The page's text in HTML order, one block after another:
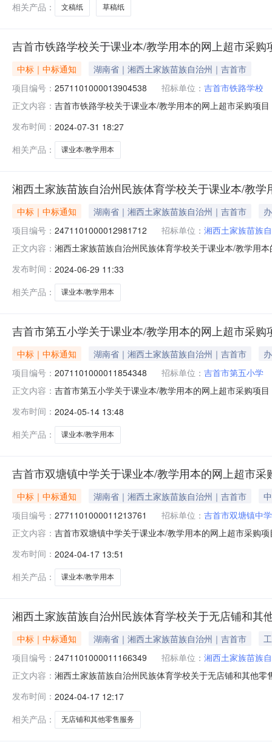
相关产品：
文稿纸 草稿纸
吉首市铁路学校关于课业本/教学用本的网上超市采购
中标｜中标通知
湖南省｜湘西土家族苗族自治州｜吉首市
项目编号： 2571101000013904538 招标单位： 吉首市铁路学校
正文内容： 吉首市铁路学校关于课业本/教学用本的网上超市采购项
南省湘西土家族苗族自治州吉首市报价起止时间:-二、采
发布时间： 2024-07-31 18:27
相关产品：
课业本/教学用本
湘西土家族苗族自治州民族体育学校关于课业本/教
中标｜中标通知 湖南省｜湘西土家族苗族自治州｜吉首市
项目编号： 2471101000012981712 招标单位： 湘西土家族苗族
正文内容： 湘西土家族苗族自治州民族体育学校关于课业本/教学用
行政区划编码:433199项目所在行政区划名称:湘西土家
发布时间： 2024-06-29 11:33
相关产品：
课业本/教学用本
吉首市第五小学关于课业本/教学用本的网上超市采购
中标｜中标通知 湖南省｜湘西土家族苗族自治州｜吉首市
项目编号： 2071101000011854348 招标单位： 吉首市第五小学
正文内容： 吉首市第五小学关于课业本/教学用本的网上超市采购项
南省湘西土家族苗族自治州吉首市报价起止时间:-二、采
发布时间： 2024-05-14 13:48
相关产品：
课业本/教学用本
吉首市双塘镇中学关于课业本/教学用本的网上超市采
中标｜中标通知 湖南省｜湘西土家族苗族自治州｜吉首市
项目编号： 2771101000011213761 招标单位： 吉首市双塘镇中学
正文内容： 吉首市双塘镇中学关于课业本/教学用本的网上超市采购
湖南省湘西土家族苗族自治州吉首市报价起止时间:-二、
发布时间： 2024-04-17 13:51
相关产品：
课业本/教学用本
湘西土家族苗族自治州民族体育学校关于无店铺和其
中标｜中标通知 湖南省｜湘西土家族苗族自治州｜吉首市
项目编号： 2471101000011166349 招标单位： 湘西土家族苗族
正文内容： 湘西土家族苗族自治州民族体育学校关于无店铺和其他
息：项目所在行政区划编码:433199项目所在行政区划名
发布时间： 2024-04-17 12:17
相关产品：
无店铺和其他零售服务